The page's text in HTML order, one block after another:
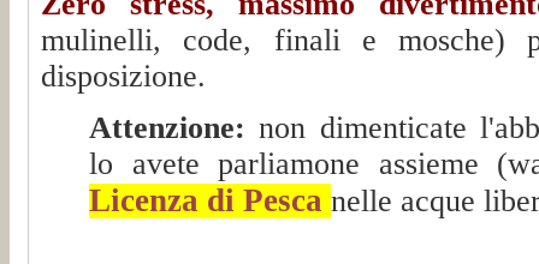
mulinelli, code, finali e mosche)
disposizione.
Attenzione: non dimenticate
lo avete parliamone assieme
Licenza di Pesca nelle acque